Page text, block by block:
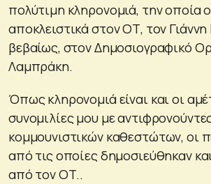
πολύτιμη κληρονομιά, την οποία
αποκλειστικά στον ΟΤ, τον Γιάννη
βεβαίως, στον Δημοσιογραφικό
Λαμπράκη.
Όπως κληρονομιά είναι και οι
συνομιλίες μου με
κομμουνιστικών καθεστώτων, οι
από τις οποίες δημοσιεύθηκαν
από τον ΟΤ..